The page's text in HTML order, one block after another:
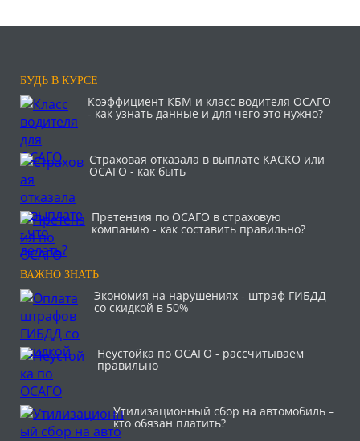
БУДЬ В КУРСЕ
Коэффициент КБМ и класс водителя ОСАГО
- как узнать данные и для чего это нужно?
Страховая отказала в выплате КАСКО или
ОСАГО - как быть
Претензия по ОСАГО в страховую
компанию - как составить правильно?
ВАЖНО ЗНАТЬ
Экономия на нарушениях - штраф ГИБДД
со скидкой в 50%
Неустойка по ОСАГО - рассчитываем
правильно
Утилизационный сбор на автомобиль –
кто обязан платить?